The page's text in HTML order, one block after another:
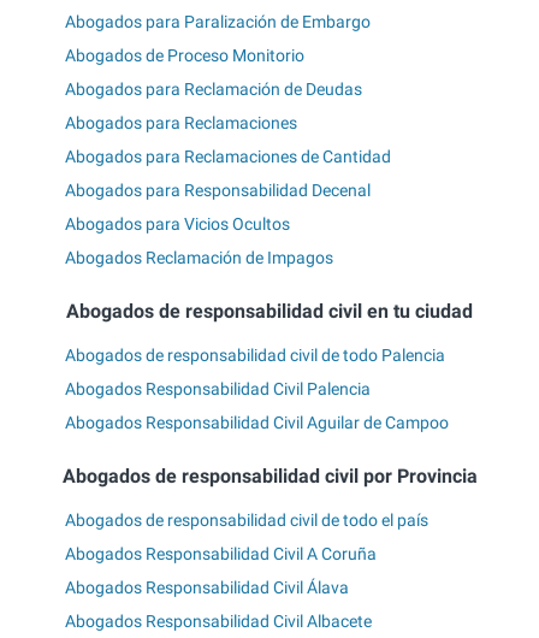
Abogados para Paralización de Embargo
Abogados de Proceso Monitorio
Abogados para Reclamación de Deudas
Abogados para Reclamaciones
Abogados para Reclamaciones de Cantidad
Abogados para Responsabilidad Decenal
Abogados para Vicios Ocultos
Abogados Reclamación de Impagos
Abogados de responsabilidad civil en tu ciudad
Abogados de responsabilidad civil de todo Palencia
Abogados Responsabilidad Civil Palencia
Abogados Responsabilidad Civil Aguilar de Campoo
Abogados de responsabilidad civil por Provincia
Abogados de responsabilidad civil de todo el país
Abogados Responsabilidad Civil A Coruña
Abogados Responsabilidad Civil Álava
Abogados Responsabilidad Civil Albacete